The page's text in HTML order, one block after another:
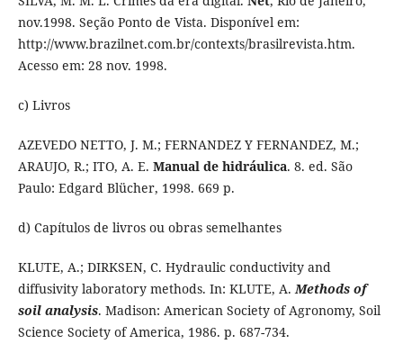
nov.1998. Seção Ponto de Vista. Disponível em:
http://www.brazilnet.com.br/contexts/brasilrevista.htm.
Acesso em: 28 nov. 1998.
c) Livros
AZEVEDO NETTO, J. M.; FERNANDEZ Y FERNANDEZ, M.;
ARAUJO, R.; ITO, A. E. Manual de hidráulica. 8. ed. São
Paulo: Edgard Blücher, 1998. 669 p.
d) Capítulos de livros ou obras semelhantes
KLUTE, A.; DIRKSEN, C. Hydraulic conductivity and
diffusivity laboratory methods. In: KLUTE, A.Methods of
soil analysis. Madison: American Society of Agronomy, Soil
Science Society of America, 1986. p. 687-734.